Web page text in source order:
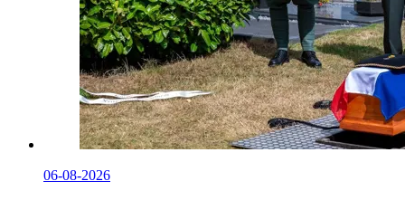
06-08-2026